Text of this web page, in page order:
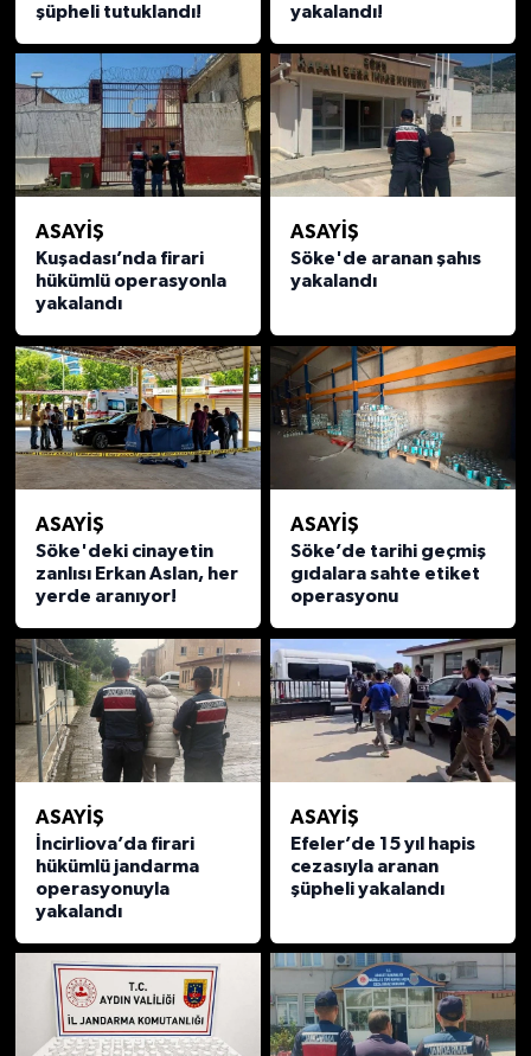
şüpheli tutuklandı!
yakalandı!
ASAYİŞ
Kuşadası’nda firari
hükümlü operasyonla
yakalandı
ASAYİŞ
Söke'de aranan şahıs
yakalandı
ASAYİŞ
Söke'deki cinayetin
zanlısı Erkan Aslan, her
yerde aranıyor!
ASAYİŞ
Söke’de tarihi geçmiş
gıdalara sahte etiket
operasyonu
ASAYİŞ
İncirliova’da firari
hükümlü jandarma
operasyonuyla
yakalandı
ASAYİŞ
Efeler’de 15 yıl hapis
cezasıyla aranan
şüpheli yakalandı